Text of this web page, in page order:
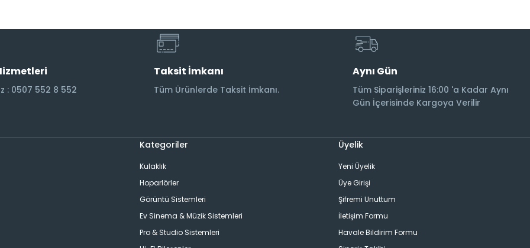
: 0507 552 8 552
Taksit İmkanı
Tüm Ürünlerde Taksit İmkanı.
Aynı Gün
Tüm Siparişleriniz 16:00 'a Kadar Aynı
Gün İçerisinde Kargoya Verilir
Kategoriler
Kulaklık
Hoparlörler
Görüntü Sistemleri
Ev Sinema & Müzik Sistemleri
Pro & Studio Sistemleri
Üyelik
Yeni Üyelik
Üye Girişi
Şifremi Unuttum
İletişim Formu
Havale Bildirim Formu